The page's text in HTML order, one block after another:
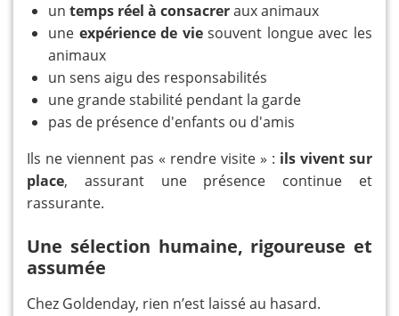
un temps réel à consacreraux animaux
une expérience de viesouvent longue avec les
animaux
un sens aigu des responsabilités
une grande stabilité pendant la garde
pas de présence d'enfants ou d'amis
Ils ne viennent pas « rendre visite » : ils vivent sur
place, assurant une présence continue et
rassurante.
Une sélection humaine, rigoureuse et
assumée
Chez Goldenday, rien n’est laissé au hasard.